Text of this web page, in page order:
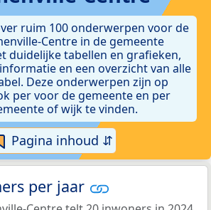
ruim 100 onderwerpen voor de
Centre in de gemeente
duidelijke tabellen en grafieken,
en een overzicht van alle
Deze onderwerpen zijn op
per voor de gemeente en per
of wijk te vinden.
Pagina inhoud ⇵
per jaar